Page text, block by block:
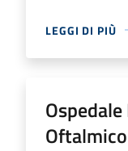
LEGGI DI PIÙ
Oftalmico